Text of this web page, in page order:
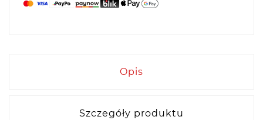
Opis
Szczegóły produktu